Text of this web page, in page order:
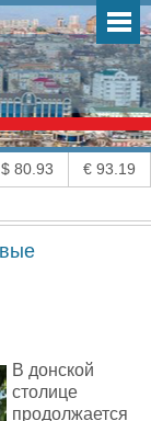
$ 80.93 € 93.19
В донской
столице
продолжается